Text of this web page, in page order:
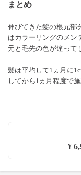
まとめ
伸びてきた髪の根元部
ばカラーリングのメン
元と毛先の色が違って
髪は平均して1ヵ月に
してから1ヵ月程度で
¥